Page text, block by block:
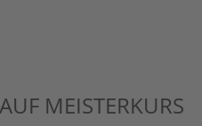
MEISTERKURS